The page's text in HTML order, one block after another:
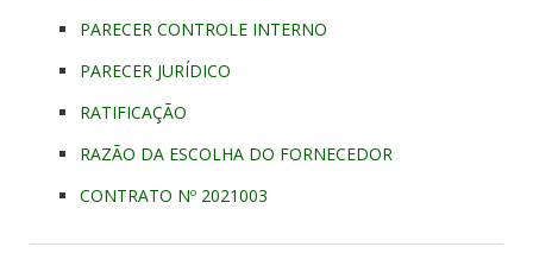
PARECER CONTROLE INTERNO
PARECER JURÍDICO
RATIFICAÇÃO
RAZÃO DA ESCOLHA DO FORNECEDOR
CONTRATO Nº 2021003